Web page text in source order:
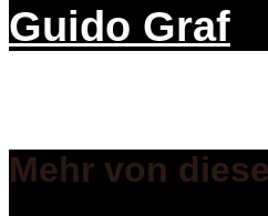
Guido Graf
Mehr von